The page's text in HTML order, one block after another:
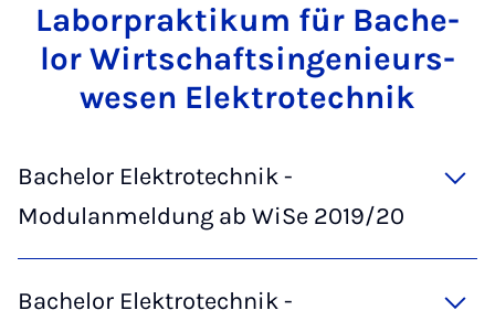
La­bor­prak­ti­kum für Ba­che­
lor Wirt­schaft­s­in­ge­ni­eurs­
we­sen Elek­tro­tech­nik
Bachelor Elektrotechnik -
Modulanmeldung ab WiSe 2019/20
Bachelor Elektrotechnik -